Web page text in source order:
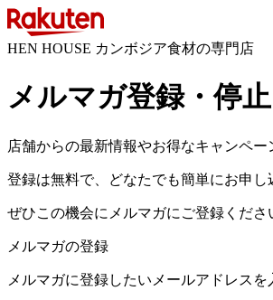
HEN HOUSE カンボジア食材の専門店
メルマガ登録・停止
店舗からの最新情報やお得なキャンペ
登録は無料で、どなたでも簡単にお申し
ぜひこの機会にメルマガにご登録くださ
メルマガの登録
メルマガに登録したいメールアドレスを